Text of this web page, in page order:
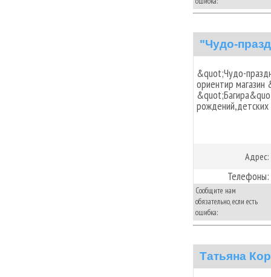
"Чудо-
&quot;Чудо-
ориентир
Адрес:
Телефоны:
Сообщите нам
обязательно, если есть
ошибка:
Татьяна